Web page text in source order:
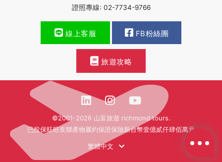
證照專線: 02-7734-9766
線上客服 FB粉絲團
旅遊攻略
©2001-2026 山富旅遊 richmond tours.
已投保旺旺友聯產物履約保證保險新台幣壹億貳仟肆佰萬元
繁體中文